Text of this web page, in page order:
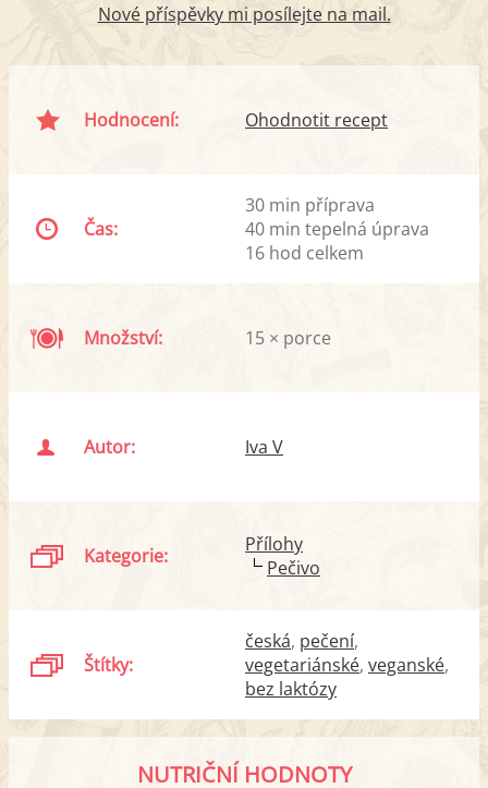
Nové příspěvky mi posílejte na mail.
Hodnocení: Ohodnotit recept
Čas:
30 min příprava
40 min tepelná úprava
16 hod celkem
Množství: 15 × porce
Autor: Iva V
Kategorie:
Přílohy
Pečivo
Štítky:
česká pečení
vegetariánské veganské
bez laktózy
NUTRIČNÍ HODNOTY